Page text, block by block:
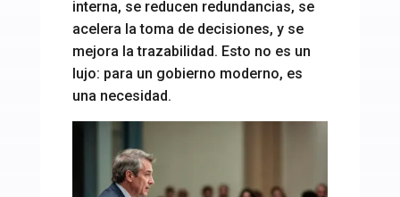
interna, se reducen redundancias, se
acelera la toma de decisiones, y se
mejora la trazabilidad. Esto no es un
lujo: para un gobierno moderno, es
una necesidad.